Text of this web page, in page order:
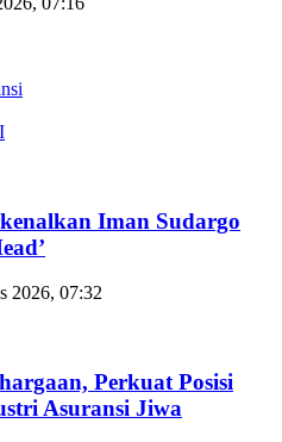
Iman Sudargo
2026, 07:32
Perkuat Posisi
Asuransi Jiwa